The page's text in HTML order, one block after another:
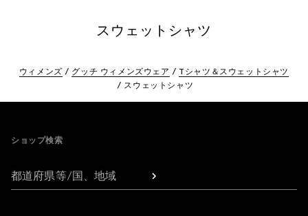
スウェットシャツ
ウィメンズ グッチ ウィメンズウェア
Tシャツ＆スウェットシャツ
スウェットシャツ
ショップ検索
都道府県等/国、地域